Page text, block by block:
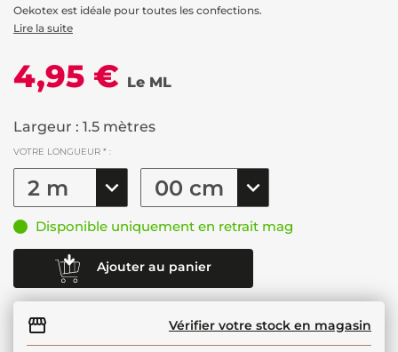
Oekotex est idéale pour toutes les confections.
Lire la suite
4,95 € Le ML
Largeur : 1.5 mètres
VOTRE LONGUEUR * :
Disponible uniquement en retrait mag
Ajouter au panier
Vérifier votre stock en magasin